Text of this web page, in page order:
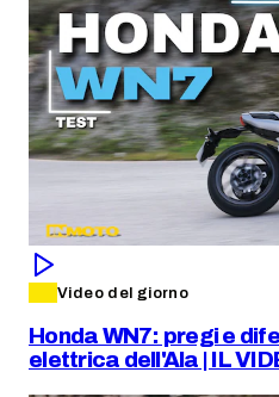
Video del giorno
Honda WN7: pregi e
elettrica dell'Ala | IL